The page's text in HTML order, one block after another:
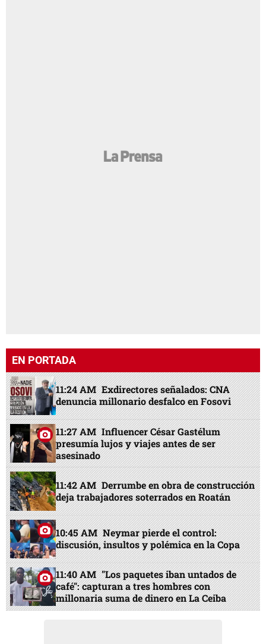
EN PORTADA
11:24 AM Exdirectores señalados: CNA
denuncia millonario desfalco en Fosovi
11:27 AM Influencer César Gastélum
presumía lujos y viajes antes de ser
asesinado
11:42 AM Derrumbe en obra de construcción
deja trabajadores soterrados en Roatán
10:45 AM Neymar pierde el control:
discusión, insultos y polémica en la Copa
11:40 AM "Los paquetes iban untados de
café": capturan a tres hombres con
millonaria suma de dinero en La Ceiba